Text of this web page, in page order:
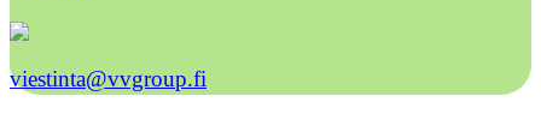
viestinta@vvgroup.fi